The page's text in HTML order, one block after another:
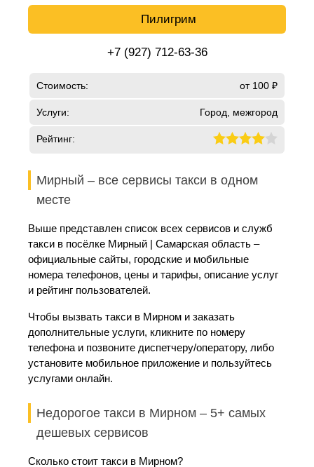
Пилигрим
+7 (927) 712-63-36
Стоимость: от 100 ₽
Услуги: Город, межгород
Рейтинг:
Мирный – все сервисы такси в одном
месте
Выше представлен список всех сервисов и служб
такси в посёлке Мирный | Самарская область –
официальные сайты, городские и мобильные
номера телефонов, цены и тарифы, описание услуг
и рейтинг пользователей.
Чтобы вызвать такси в Мирном и заказать
дополнительные услуги, кликните по номеру
телефона и позвоните диспетчеру/оператору, либо
установите мобильное приложение и пользуйтесь
услугами онлайн.
Недорогое такси в Мирном – 5+ самых
дешевых сервисов
Сколько стоит такси в Мирном?